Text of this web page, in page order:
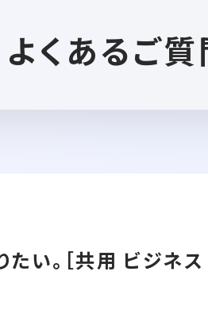
よくあるご質
い。［共用 ビジネ